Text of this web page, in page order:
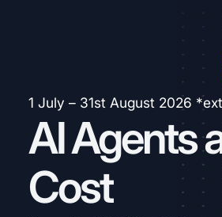
1 July – 31st August 2026
AI Agents
Cost